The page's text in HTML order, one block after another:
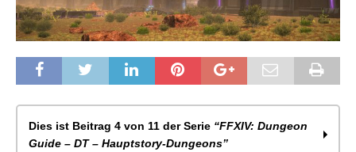
Dies ist Beitrag 4 von 11 der Serie “FFXIV: Dungeon
Guide – DT – Hauptstory-Dungeons”